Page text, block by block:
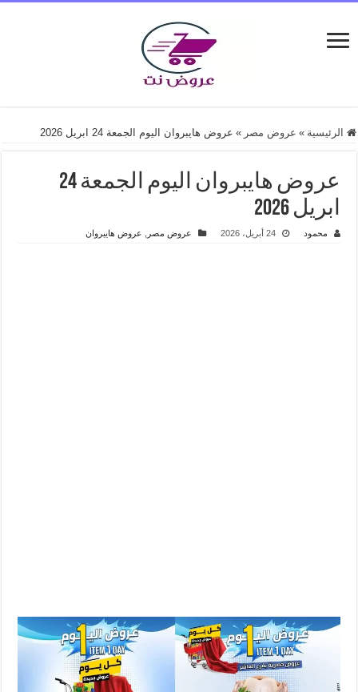
الرئيسية » عروض مصر » عروض هايبروان اليوم الجمعة 24 ابريل 2026
عروض هايبروان اليوم الجمعة 24
ابريل 2026
محمود 24 أبريل، 2026 عروض مصر عروض هايبروان